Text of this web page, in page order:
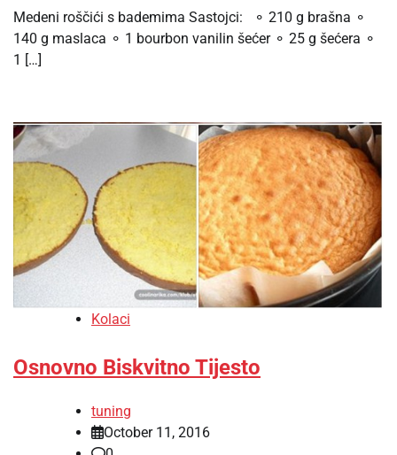
Medeni roščići s bademima Sastojci: ⚬ 210 g brašna ⚬
140 g maslaca ⚬ 1 bourbon vanilin šećer ⚬ 25 g šećera ⚬
1 […]
Kolaci
Osnovno Biskvitno Tijesto
tuning
October 11, 2016